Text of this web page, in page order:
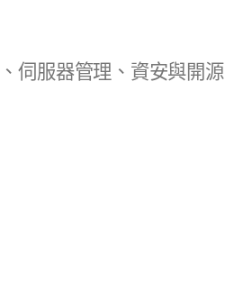
伺服器管理、資安與開源